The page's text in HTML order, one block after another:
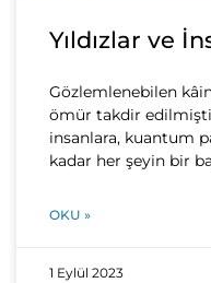
Yıldızlar ve
Gözlemlenebilen
ömür takdir
insanlara, kuantum
kadar her şeyin bir
OKU »
1 Eylül 2023